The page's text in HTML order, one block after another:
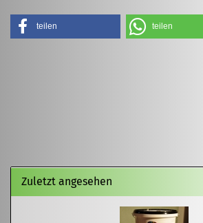
teilen teilen
Zuletzt angesehen